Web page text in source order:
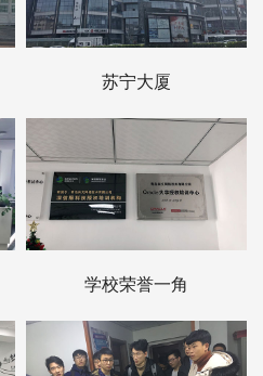
苏宁大厦
学校荣誉一角